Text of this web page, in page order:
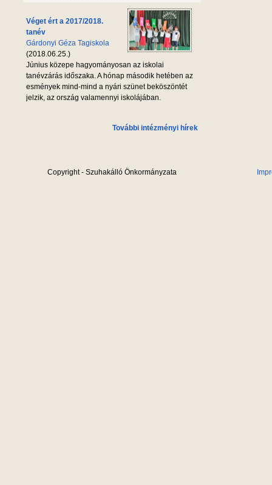
Véget ért a 2017/2018.
tanév
Gárdonyi Géza Tagiskola
(2018.06.25.)
Június közepe hagyományosan az iskolai
tanévzárás időszaka. A hónap második hetében az
esmények mind-mind a nyári szünet beköszöntét
jelzik, az ország valamennyi iskolájában.
További intézményi hírek
Copyright - Szuhakálló Önkormányzata